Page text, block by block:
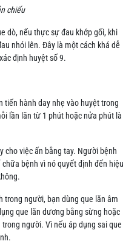
chiếu
dò, nếu thực sự đau khớp gối, khi
nhói lên. Đây là một cách khá dễ
định huyệt số 9.
tiến hành day nhẹ vào huyệt trong
lần lăn từ 1 phút hoặc nửa phút là
cho việc ấn bằng tay. Người bệnh
bệnh vì nó quyết định đến hiệu
trong người, bạn dùng que lăn âm
que lăn dương bằng sừng hoặc
người. Vì nếu áp dụng sai que